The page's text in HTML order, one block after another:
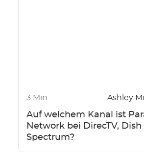
3 Min Ashley
Auf welchem Kanal ist
Network bei DirecTV, Dish
Spectrum?